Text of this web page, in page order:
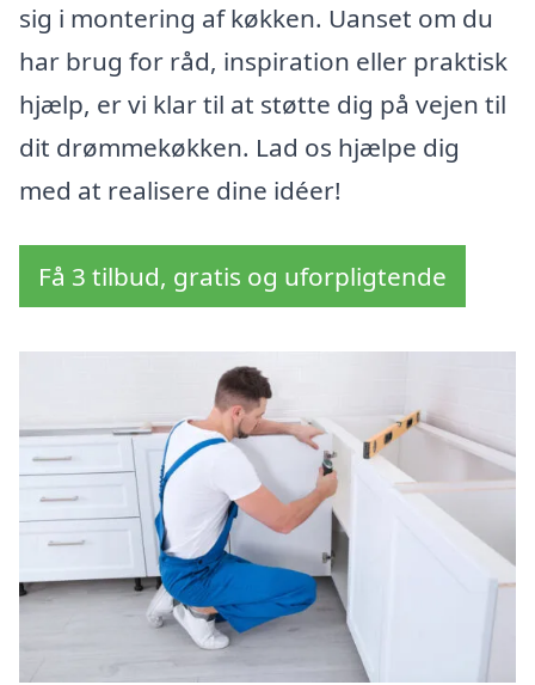
sig i montering af køkken. Uanset om du
har brug for råd, inspiration eller praktisk
hjælp, er vi klar til at støtte dig på vejen til
dit drømmekøkken. Lad os hjælpe dig
med at realisere dine idéer!
Få 3 tilbud, gratis og uforpligtende